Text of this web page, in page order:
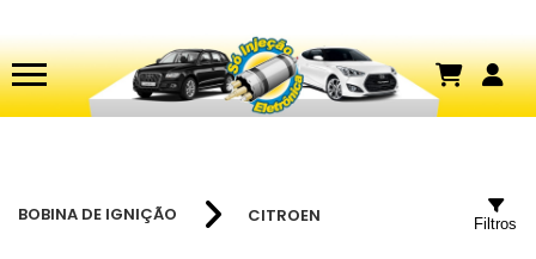
BOBINA DE IGNIÇÃO CITROEN Filtros